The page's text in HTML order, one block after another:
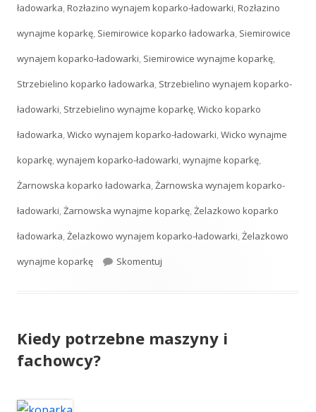
ładowarka,Rozłazino wynajem koparko-ładowarki,Rozłazino
wynajme koparkę, Siemirowice koparko ładowarka, Siemirowice
wynajem koparko-ładowarki, Siemirowice wynajme koparkę,
Strzebielino koparko ładowarka, Strzebielino wynajem koparko-
ładowarki, Strzebielino wynajme koparkę,Wicko koparko
ładowarka,Wicko wynajem koparko-ładowarki,Wicko wynajme
koparkę,wynajem koparko-ładowarki,wynajme koparkę,
Żarnowska koparko ładowarka,Żarnowska wynajem koparko-
ładowarki,Żarnowska wynajme koparkę,Żelazkowo koparko
ładowarka,Żelazkowo wynajem koparko-ładowarki,Żelazkowo
wynajme koparkę
Skomentuj
Kiedy potrzebne maszyny i
fachowcy?